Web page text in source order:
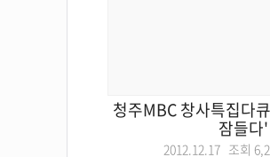
청주MBC 창사특집다
잠들다'
2012.12.17 조회